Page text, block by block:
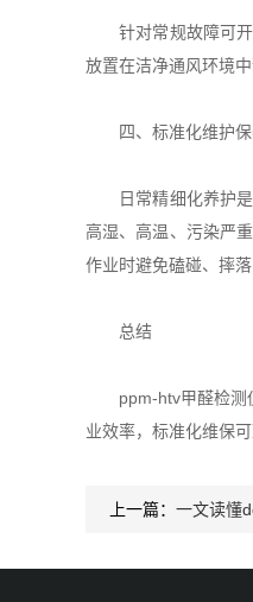
针对常规故障可开
放置在洁净通风环境
四、标准化维护保
日常精细化养护是
高湿、高温、污染严
作业时避免磕碰、摔
总结
ppm-htv甲醛检测仪
业效率，标准化维保
上一篇： 一文读懂